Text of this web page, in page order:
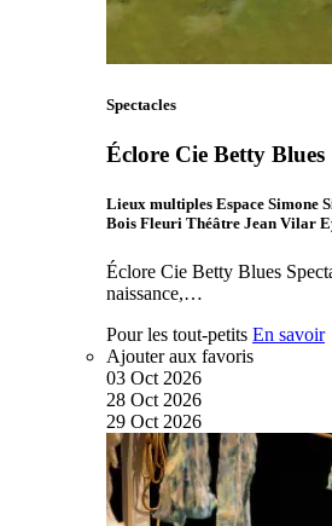
Spectacles
Éclore Cie Betty Blues
Lieux multiples Espace Simone
Bois Fleuri Théâtre Jean Vilar
Éclore Cie Betty Blues
naissance,…
Pour les tout-petits En savoir
Ajouter aux favoris
03 Oct 2026
28 Oct 2026
29 Oct 2026